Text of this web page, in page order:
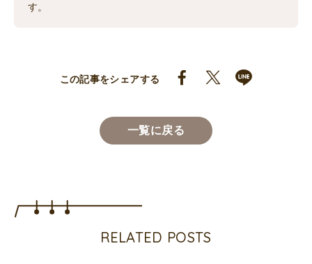
す。
この記事をシェアする
一覧に戻る
RELATED POSTS